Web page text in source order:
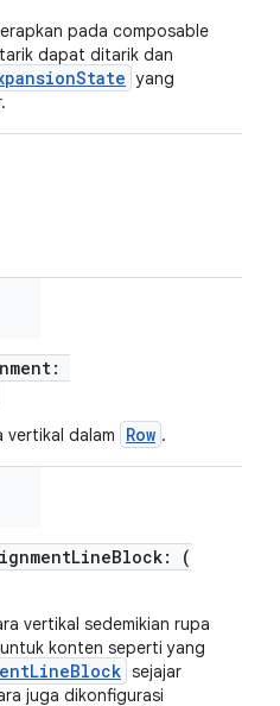
pada composable
dapat ditarik dan
yang
vertikal dalam Row .
(
vertikal sedemikian rupa
konten seperti yang
sejajar
juga dikonfigurasi